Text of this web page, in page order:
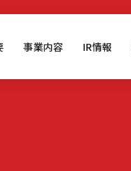
事業内容 IR情報